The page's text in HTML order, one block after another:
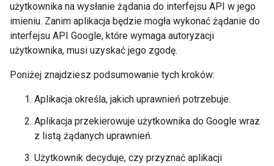
użytkownika na wysłanie żądania do interfejsu API w jego
imieniu. Zanim aplikacja będzie mogła wykonać żądanie do
interfejsu API Google, które wymaga autoryzacji
użytkownika, musi uzyskać jego zgodę.
Poniżej znajdziesz podsumowanie tych kroków:
Aplikacja określa, jakich uprawnień potrzebuje.
Aplikacja przekierowuje użytkownika do Google wraz
z listą żądanych uprawnień.
Użytkownik decyduje, czy przyznać aplikacji